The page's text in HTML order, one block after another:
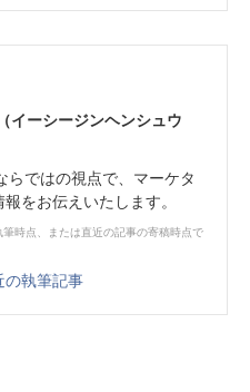
イーシージンヘンシュウ
らではの視点で、マーケタ
をお伝えいたします。
時点、または直近の記事の寄稿時点で
の執筆記事